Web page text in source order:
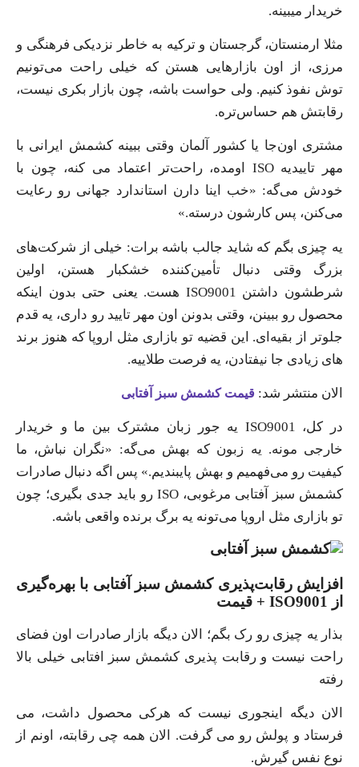
خریدار میبینه.
مثلا ارمنستان، گرجستان و ترکیه به خاطر نزدیکی فرهنگی و
مرزی، از اون بازارهایی‌ هستن که خیلی راحت می‌تونیم
توش نفوذ کنیم. ولی حواست باشه، چون بازار بکری نیست،
رقابتش هم حساس‌تره.
مشتری اون‌جا یا کشور آلمان وقتی ببینه کشمش ایرانی با
مهر تاییدیه ISO اومده، راحت‌تر اعتماد می کنه، چون با
خودش می‌گه: «خب اینا دارن استاندارد جهانی رو رعایت
می‌کنن، پس کارشون درسته.»
یه چیزی بگم که شاید جالب باشه برات: خیلی از شرکت‌های
بزرگ وقتی دنبال تأمین‌کننده خشکبار هستن، اولین
شرطشون داشتن ISO9001 هست. یعنی حتی بدون اینکه
محصول رو ببینن، وقتی بدونن اون مهر تایید رو داری، یه قدم
جلوتر از بقیه‌ای. این قضیه تو بازاری مثل اروپا که هنوز برند
های زیادی جا نیفتادن، یه فرصت طلاییه.
الان منتشر شد: قیمت کشمش سبز آفتابی
در کل، ISO9001 یه جور زبان مشترک بین ما و خریدار
خارجی‌ مونه. یه زبون که بهش می‌گه: «نگران نباش، ما
کیفیت رو می‌فهمیم و بهش پایبندیم.» پس اگه دنبال صادرات
کشمش سبز آفتابی مرغوبی، ISO رو باید جدی بگیری؛ چون
تو بازاری مثل اروپا می‌تونه یه برگ برنده واقعی باشه.
افزایش رقابت‌پذیری کشمش سبز آفتابی با بهره‌گیری
از ISO9001 + قیمت
بذار یه چیزی رو رک بگم؛ الان دیگه بازار صادرات اون فضای
راحت نیست و رقابت پذیری کشمش سبز افتابی خیلی بالا
رفته
الان دیگه اینجوری نیست که هرکی محصول داشت، می
‌فرستاد و پولش رو می ‌گرفت. الان همه چی رقابته، اونم از
نوع نفس ‌گیرش.